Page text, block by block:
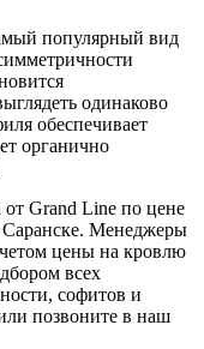
популярный вид
одинаково
обеспечивает
органично
Grand Line по цене
Менеджеры
цены на кровлю
всех
софитов и
позвоните в наш